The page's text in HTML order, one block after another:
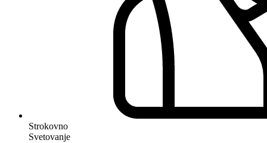
Strokovno
Svetovanje